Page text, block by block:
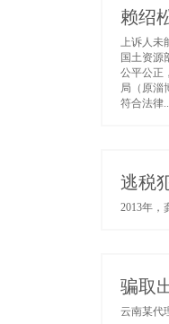
赖绍
上诉人未
国土资源
公平公正
局（原淄
符合法律
逃税
2013年，
骗取
云南某代